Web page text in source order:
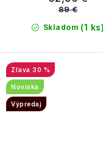
Skladom (1 ks)
89 €
30 %
Novinka
Výpredaj